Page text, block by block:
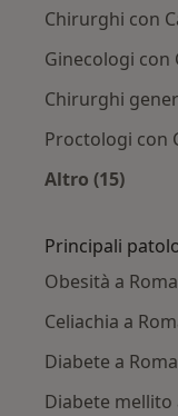
Chirurghi con
Ginecologi con
Chirurghi
Proctologi con
Altro (15)
Principali
Obesità a Roma
Celiachia a
Diabete a Roma
Diabete mellito